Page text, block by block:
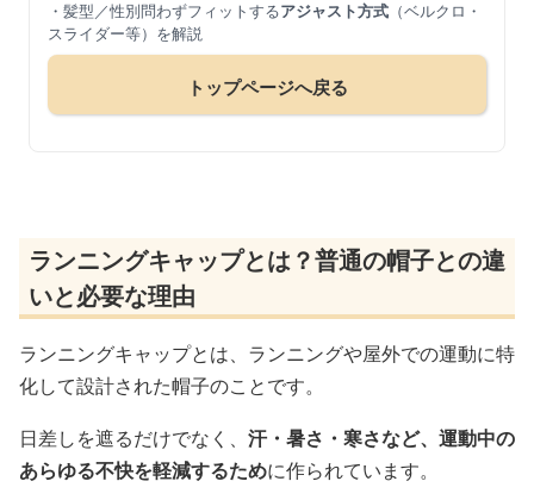
・髪型／性別問わずフィットするアジャスト方式 （ベルクロ・
スライダー等）を解説
トップページへ戻る
ランニングキャップとは？普通の帽子との違
いと必要な理由
ランニングキャップとは、ランニングや屋外での運動に特
化して設計された帽子のことです。
日差しを遮るだけでなく、 汗・暑さ・寒さなど、運動中の
あらゆる不快を軽減するために作られています。